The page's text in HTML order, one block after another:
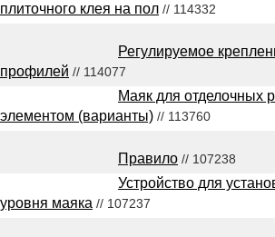
плиточного клея на пол // 114332
Регулируемое
профилей // 114077
Маяк для отделочных
элементом (варианты) // 113760
Правило // 107238
Устройство для
уровня маяка // 107237